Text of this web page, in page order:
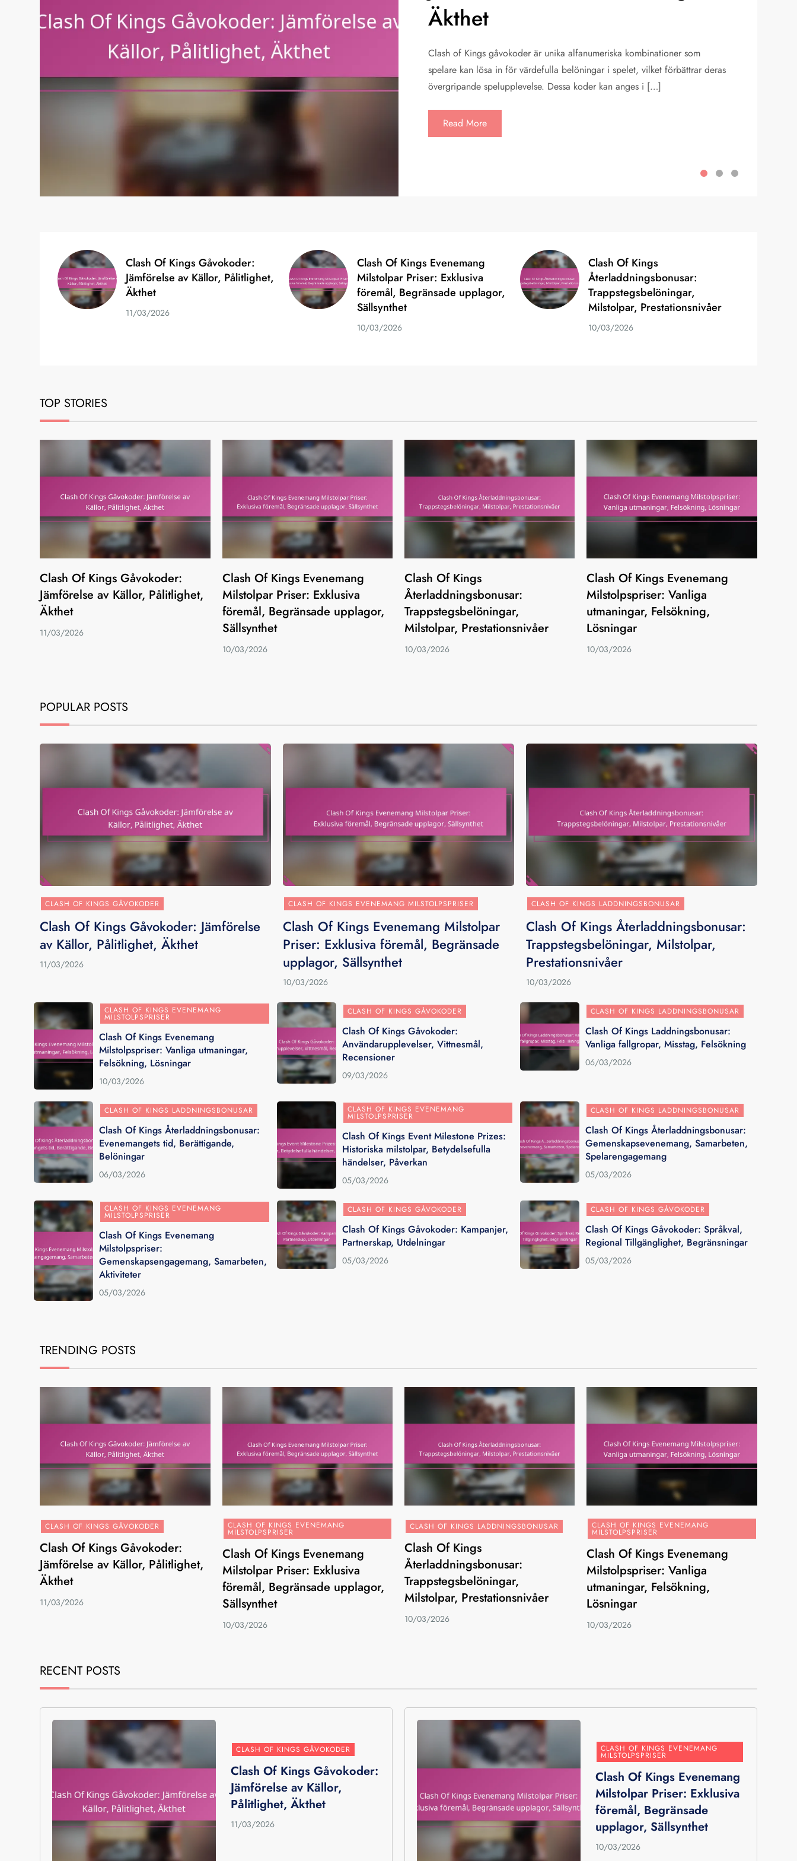
Äkthet
Clash of Kings gåvokoder är unika alfanumeriska kombinationer som
spelare kan lösa in för värdefulla belöningar i spelet, vilket förbättrar deras
övergripande spelupplevelse. Dessa koder kan anges i […]
Read More
Clash Of Kings Gåvokoder:
Jämförelse av Källor, Pålitlighet,
Äkthet
11/03/2026
Clash Of Kings Evenemang
Milstolpar Priser: Exklusiva
föremål, Begränsade upplagor,
Sällsynthet
10/03/2026
Clash Of Kings
Återladdningsbonusar:
Trappstegsbelöningar,
Milstolpar, Prestationsnivåer
10/03/2026
TOP STORIES
Clash Of Kings Gåvokoder:
Jämförelse av Källor, Pålitlighet,
Äkthet
11/03/2026
Clash Of Kings Evenemang
Milstolpar Priser: Exklusiva
föremål, Begränsade upplagor,
Sällsynthet
10/03/2026
Clash Of Kings
Återladdningsbonusar:
Trappstegsbelöningar,
Milstolpar, Prestationsnivåer
10/03/2026
Clash Of Kings Evenemang
Milstolpspriser: Vanliga
utmaningar, Felsökning,
Lösningar
10/03/2026
POPULAR POSTS
CLASH OF KINGS GÅVOKODER
Clash Of Kings Gåvokoder: Jämförelse
av Källor, Pålitlighet, Äkthet
11/03/2026
CLASH OF KINGS EVENEMANG MILSTOLPSPRISER
Clash Of Kings Evenemang Milstolpar
Priser: Exklusiva föremål, Begränsade
upplagor, Sällsynthet
10/03/2026
CLASH OF KINGS LADDNINGSBONUSAR
Clash Of Kings Återladdningsbonusar:
Trappstegsbelöningar, Milstolpar,
Prestationsnivåer
10/03/2026
CLASH OF KINGS EVENEMANG
MILSTOLPSPRISER
Clash Of Kings Evenemang
Milstolpspriser: Vanliga utmaningar,
Felsökning, Lösningar
10/03/2026
CLASH OF KINGS GÅVOKODER
Clash Of Kings Gåvokoder:
Användarupplevelser, Vittnesmål,
Recensioner
09/03/2026
CLASH OF KINGS LADDNINGSBONUSAR
Clash Of Kings Laddningsbonusar:
Vanliga fallgropar, Misstag, Felsökning
06/03/2026
CLASH OF KINGS LADDNINGSBONUSAR
Clash Of Kings Återladdningsbonusar:
Evenemangets tid, Berättigande,
Belöningar
06/03/2026
CLASH OF KINGS EVENEMANG
MILSTOLPSPRISER
Clash Of Kings Event Milestone Prizes:
Historiska milstolpar, Betydelsefulla
händelser, Påverkan
05/03/2026
CLASH OF KINGS LADDNINGSBONUSAR
Clash Of Kings Återladdningsbonusar:
Gemenskapsevenemang, Samarbeten,
Spelarengagemang
05/03/2026
CLASH OF KINGS EVENEMANG
MILSTOLPSPRISER
Clash Of Kings Evenemang
Milstolpspriser:
Gemenskapsengagemang, Samarbeten,
Aktiviteter
05/03/2026
CLASH OF KINGS GÅVOKODER
Clash Of Kings Gåvokoder: Kampanjer,
Partnerskap, Utdelningar
05/03/2026
CLASH OF KINGS GÅVOKODER
Clash Of Kings Gåvokoder: Språkval,
Regional Tillgänglighet, Begränsningar
05/03/2026
TRENDING POSTS
CLASH OF KINGS GÅVOKODER
Clash Of Kings Gåvokoder:
Jämförelse av Källor, Pålitlighet,
Äkthet
11/03/2026
CLASH OF KINGS EVENEMANG
MILSTOLPSPRISER
Clash Of Kings Evenemang
Milstolpar Priser: Exklusiva
föremål, Begränsade upplagor,
Sällsynthet
10/03/2026
CLASH OF KINGS LADDNINGSBONUSAR
Clash Of Kings
Återladdningsbonusar:
Trappstegsbelöningar,
Milstolpar, Prestationsnivåer
10/03/2026
CLASH OF KINGS EVENEMANG
MILSTOLPSPRISER
Clash Of Kings Evenemang
Milstolpspriser: Vanliga
utmaningar, Felsökning,
Lösningar
10/03/2026
RECENT POSTS
CLASH OF KINGS GÅVOKODER
Clash Of Kings Gåvokoder:
Jämförelse av Källor,
Pålitlighet, Äkthet
11/03/2026
CLASH OF KINGS EVENEMANG
MILSTOLPSPRISER
Clash Of Kings Evenemang
Milstolpar Priser: Exklusiva
föremål, Begränsade
upplagor, Sällsynthet
10/03/2026